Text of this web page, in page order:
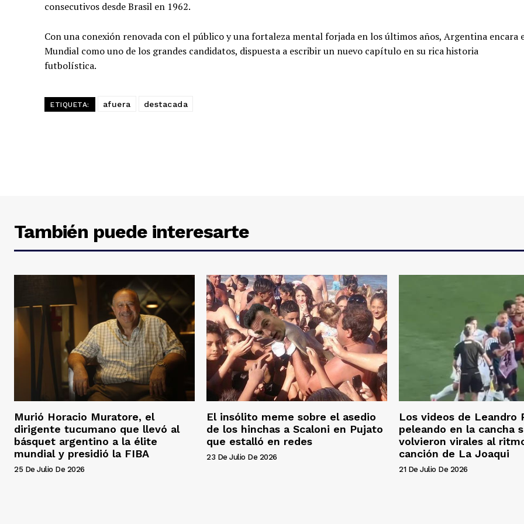
consecutivos desde Brasil en 1962.
Con una conexión renovada con el público y una fortaleza mental forjada en los últimos años, Argentina encara
Mundial como uno de los grandes candidatos, dispuesta a escribir un nuevo capítulo en su rica historia
futbolística.
ETIQUETA: afuera destacada
También puede interesarte
Murió Horacio Muratore, el
dirigente tucumano que llevó al
básquet argentino a la élite
mundial y presidió la FIBA
25 De Julio De 2026
El insólito meme sobre el asedio
de los hinchas a Scaloni en Pujato
que estalló en redes
23 De Julio De 2026
Los videos de Leandro
peleando en la cancha
volvieron virales al
canción de La Joaqui
21 De Julio De 2026